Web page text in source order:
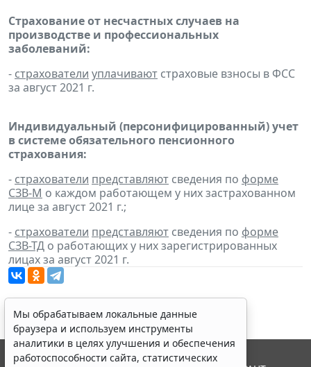
Страхование от несчастных случаев на
производстве и профессиональных
заболеваний:
- страхователи уплачивают страховые взносы в ФСС
за август 2021 г.
Индивидуальный (персонифицированный) учет
в системе обязательного пенсионного
страхования:
- страхователи представляют сведения по форме
СЗВ-М о каждом работающем у них застрахованном
лице за август 2021 г.;
- страхователи представляют сведения по форме
СЗВ-ТД о работающих у них зарегистрированных
лицах за август 2021 г.
Мы обрабатываем локальные данные
браузера и используем инструменты
аналитики в целях улучшения и обеспечения
работоспособности сайта, статистических